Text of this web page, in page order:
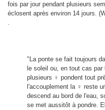
fois par jour pendant plusieurs
éclosent après environ 14 jours.
.
"La ponte se fait toujours
le soleil ou, en tout cas
plusieurs ♀ pondent tout
l'accouplement la ♀ reste
descend au bord de l'eau,
se met aussitôt à pondre.